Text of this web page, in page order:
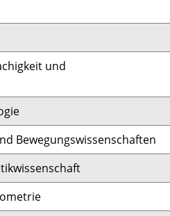
und
Bewegungswissenschaften